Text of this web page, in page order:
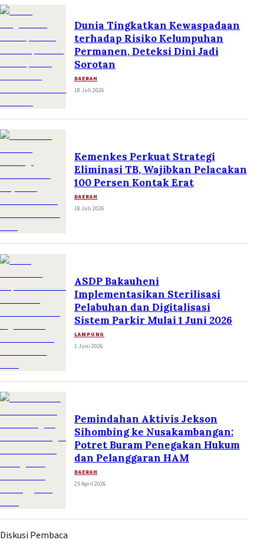
Dunia Tingkatkan Kewaspadaan
terhadap Risiko Kelumpuhan
Permanen, Deteksi Dini Jadi
Sorotan
DAERAH
18 Juli 2026
Kemenkes Perkuat Strategi
Eliminasi TB, Wajibkan Pelacakan
100 Persen Kontak Erat
DAERAH
18 Juli 2026
ASDP Bakauheni
Implementasikan Sterilisasi
Pelabuhan dan Digitalisasi
Sistem Parkir Mulai 1 Juni 2026
LAMPUNG
1 Juni 2026
Pemindahan Aktivis Jekson
Sihombing ke Nusakambangan:
Potret Buram Penegakan Hukum
dan Pelanggaran HAM
DAERAH
25 April 2026
Diskusi Pembaca